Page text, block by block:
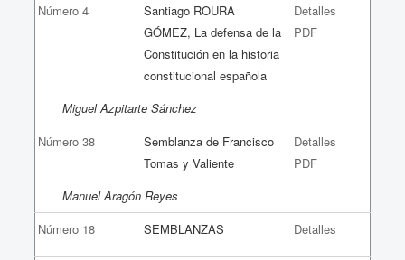
Número 4
Santiago ROURA
GÓMEZ, La defensa de la
Constitución en la historia
constitucional española
Detalles
PDF
Miguel Azpitarte Sánchez
Número 38
Semblanza de Francisco
Tomas y Valiente
Detalles
PDF
Manuel Aragón Reyes
Número 18
SEMBLANZAS Detalles